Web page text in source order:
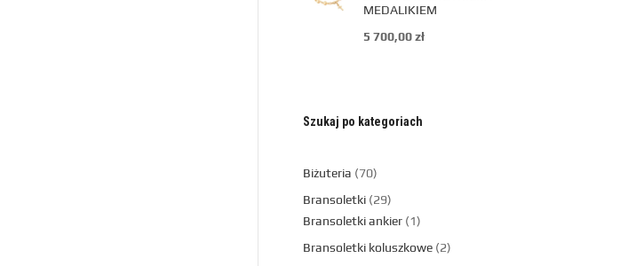
MEDALIKIEM
5 700,00zł
Szukaj po kategoriach
Biżuteria
70
Bransoletki 29
Bransoletki ankier 1
Bransoletki koluszkowe 2